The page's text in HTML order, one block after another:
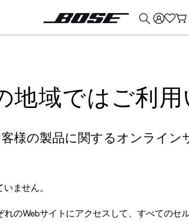
地域ではご利
様の製品に関するオンライン
ません。
のWebサイトにアクセスして、すべてのセ